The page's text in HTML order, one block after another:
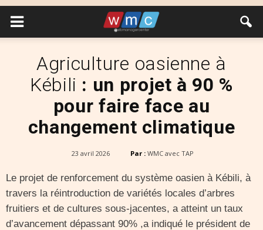
Agriculture oasienne à
Kébili : un projet à 90 %
pour faire face au
changement climatique
23 avril 2026 Par : WMC avec TAP
Le projet de renforcement du système oasien à Kébili, à
travers la réintroduction de variétés locales d’arbres
fruitiers et de cultures sous-jacentes, a atteint un taux
d’avancement dépassant 90% ,a indiqué le président de